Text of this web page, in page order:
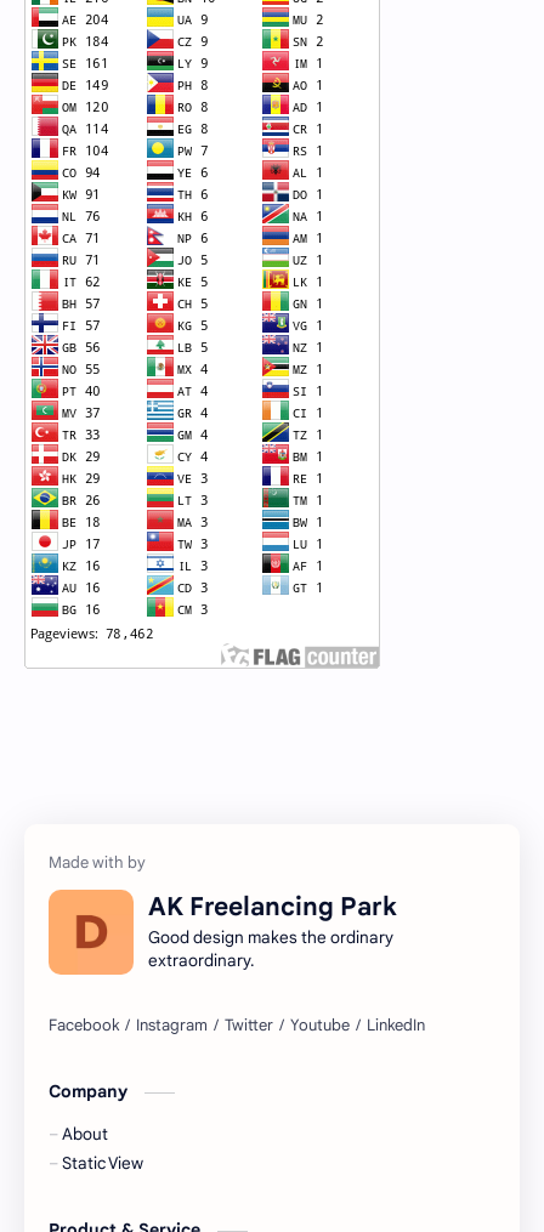
AK Freelancing Park
Good design makes the ordinary
extraordinary.
Company
About
Static View